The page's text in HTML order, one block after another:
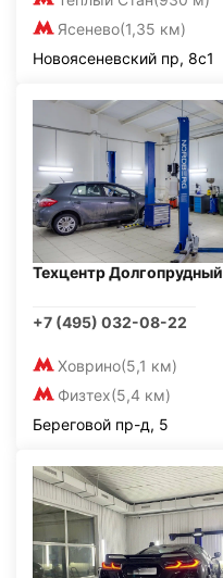
Ясенево(1,35 км)
Новоясеневский пр, 8с1
Техцентр Долгопрудный
+7 (495) 032-08-22
Ховрино(5,1 км)
Физтех(5,4 км)
Береговой пр-д, 5